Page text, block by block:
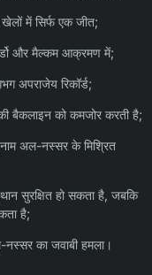
में सिर्फ एक जीत;
और मैल्कम आक्रमण में;
अपराजेय रिकॉर्ड;
बैकलाइन को कमजोर करती है;
अल-नस्सर के मिश्रित
सुरक्षित हो सकता है, जबकि
है;
का जवाबी हमला।